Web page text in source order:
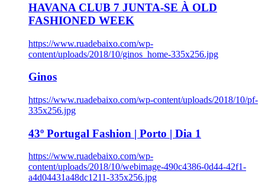
HAVANA CLUB 7 JUNTA-SE À OLD
FASHIONED WEEK
https://www.ruadebaixo.com/wp-
content/uploads/2018/10/ginos_home-335x256.jpg
Ginos
https://www.ruadebaixo.com/wp-content/uploads/2018/10/pf-
335x256.jpg
43º Portugal Fashion | Porto | Dia 1
https://www.ruadebaixo.com/wp-
content/uploads/2018/10/webimage-490c4386-0d44-42f1-
a4d04431a48dc1211-335x256.jpg